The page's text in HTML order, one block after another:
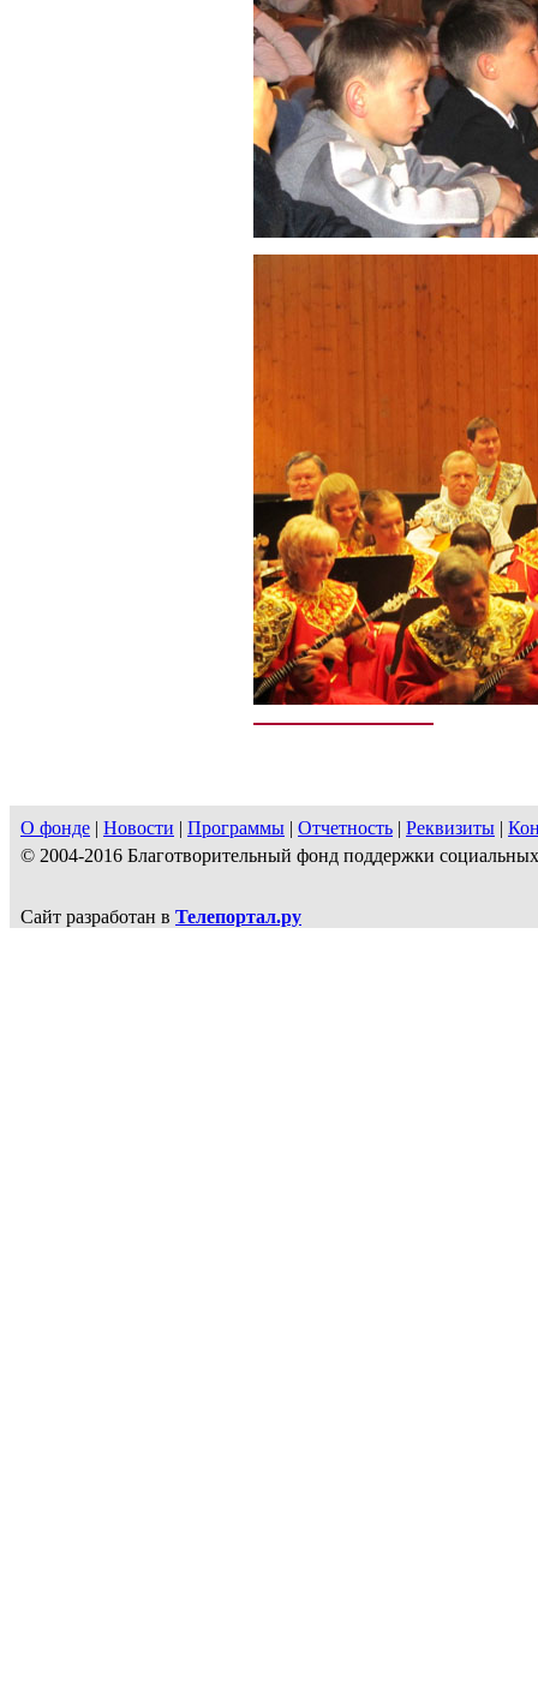
О фонде | Новости | Программы | Отчетность | Реквизиты |
© 2004-2016 Благотворительный фонд поддержки
Сайт разработан в Телепортал.ру